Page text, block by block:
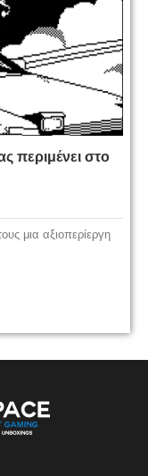
περιμένει στο
μια αξιοπερίεργη